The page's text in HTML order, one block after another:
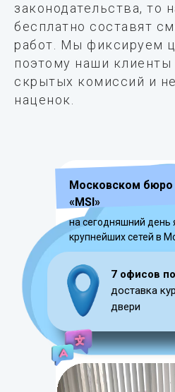
законодательства, то
бесплатно составят
работ. Мы фиксируем
поэтому наши клиенты
скрытых комиссий и
наценок.
7 офисов
доставка
двери
на сегодняшний день
крупнейших сетей в
Московском бюро
«MSI»